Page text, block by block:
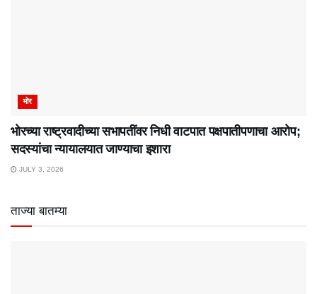
भोर
भोरच्या राष्ट्रवादीच्या सभापतींवर निधी वाटपात पक्षपातीपणाचा आरोप;
सदस्यांचा न्यायालयात जाण्याचा इशारा
JULY 3, 2026
ताज्या बातम्या